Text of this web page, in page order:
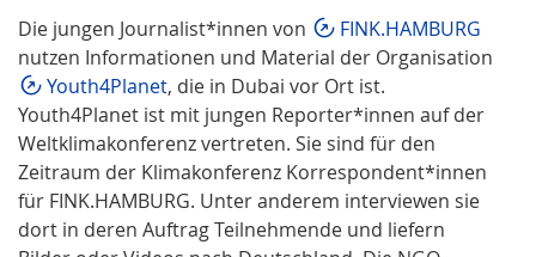
Die jungen Journalist*innen von
FINK.HAMBURG
nutzen Informationen und Material der Organisation
Youth4Planet, die in Dubai vor Ort ist.
Youth4Planet ist mit jungen Reporter*innen auf der
Weltklimakonferenz vertreten. Sie sind für den
Zeitraum der Klimakonferenz Korrespondent*innen
für FINK.HAMBURG. Unter anderem interviewen sie
dort in deren Auftrag Teilnehmende und liefern